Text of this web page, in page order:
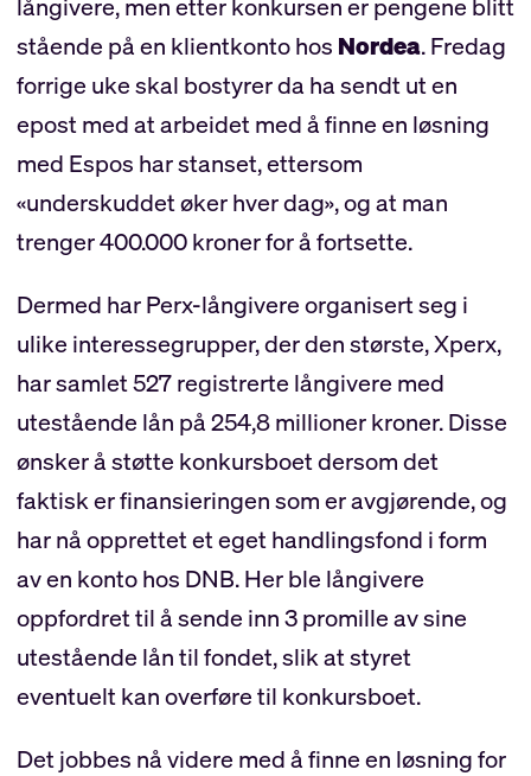
stående på en klientkonto hos Nordea. Fredag
forrige uke skal bostyrer da ha sendt ut en
epost med at arbeidet med å finne en løsning
med Espos har stanset, ettersom
«underskuddet øker hver dag», og at man
trenger 400.000 kroner for å fortsette.
Dermed har Perx-långivere organisert seg i
ulike interessegrupper, der den største, Xperx,
har samlet 527 registrerte långivere med
utestående lån på 254,8 millioner kroner. Disse
ønsker å støtte konkursboet dersom det
faktisk er finansieringen som er avgjørende, og
har nå opprettet et eget handlingsfond i form
av en konto hos DNB. Her ble långivere
oppfordret til å sende inn 3 promille av sine
utestående lån til fondet, slik at styret
eventuelt kan overføre til konkursboet.
Det jobbes nå videre med å finne en løsning for